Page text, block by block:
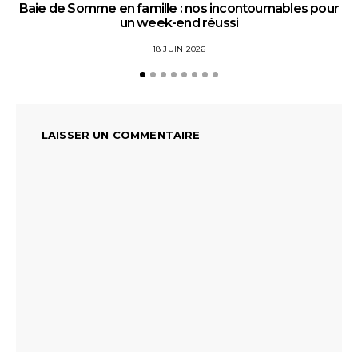
Baie de Somme en famille : nos incontournables pour
un week-end réussi
18 JUIN 2026
LAISSER UN COMMENTAIRE